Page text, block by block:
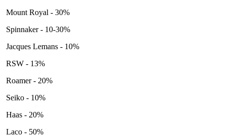
Mount Royal - 30%
Spinnaker - 10-30%
Jacques Lemans - 10%
RSW - 13%
Roamer - 20%
Seiko - 10%
Haas - 20%
Laco - 50%